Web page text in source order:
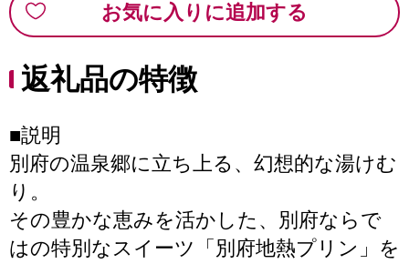
お気に入りに追加する
返礼品の特徴
■説明
別府の温泉郷に立ち上る、幻想的な湯けむ
り。
その豊かな恵みを活かした、別府ならで
はの特別なスイーツ「別府地熱プリン」を